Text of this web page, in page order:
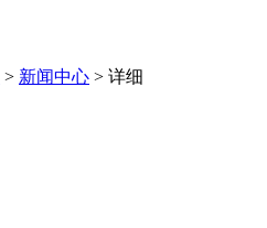
> 新闻中心 > 详细